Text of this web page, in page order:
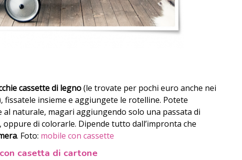
cassette di legno(le trovate per pochi euro anche nei
fissatele insieme e aggiungete le rotelline. Potete
al naturale, magari aggiungendo solo una passata di
di colorarle. Dipende tutto dall’impronta che
. Foto: mobile con cassette
casetta di cartone